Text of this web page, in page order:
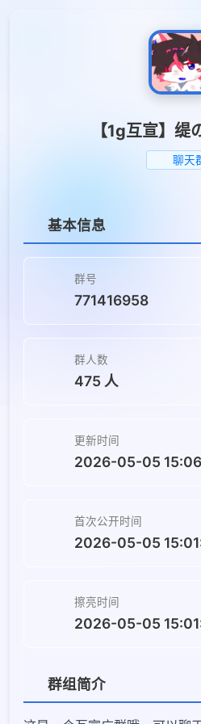
【1g互宣】缇
聊天
基本信息
群号
771416958
群人数
475 人
更新时间
2026-05-05
首次公开时间
2026-05-05
擦亮时间
2026-05-05
群组简介